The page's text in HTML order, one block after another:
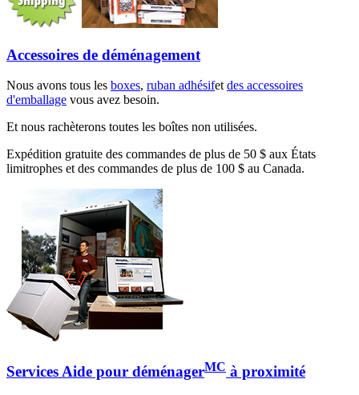
Accessoires de déménagement
Nous avons tous les boxes, ruban adhésifetdes accessoires
d'emballage vous avez besoin.
Et nous rachèterons toutes les boîtes non utilisées.
Expédition gratuite des commandes de plus de 50 $ aux États
limitrophes et des commandes de plus de 100 $ au Canada.
Services Aide pour déménagerMC à proximité